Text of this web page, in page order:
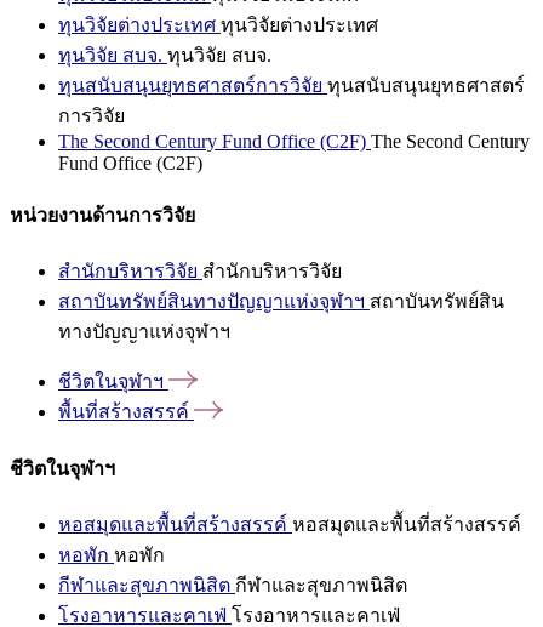
ทุนวิจัยต่างประเทศ ทุนวิจัยต่างประเทศ
ทุนวิจัย สบจ. ทุนวิจัย สบจ.
ทุนสนับสนุนยุทธศาสตร์การวิจัย ทุนสนับสนุนยุทธศาสตร์
การวิจัย
The Second Century Fund Office (C2F) The Second Century
Fund Office (C2F)
หน่วยงานด้านการวิจัย
สำนักบริหารวิจัย สำนักบริหารวิจัย
สถาบันทรัพย์สินทางปัญญาแห่งจุฬาฯ สถาบันทรัพย์สิน
ทางปัญญาแห่งจุฬาฯ
ชีวิตในจุฬาฯ
พื้นที่สร้างสรรค์
ชีวิตในจุฬาฯ
หอสมุดและพื้นที่สร้างสรรค์ หอสมุดและพื้นที่สร้างสรรค์
หอพัก หอพัก
กีฬาและสุขภาพนิสิต กีฬาและสุขภาพนิสิต
โรงอาหารและคาเฟ่ โรงอาหารและคาเฟ่